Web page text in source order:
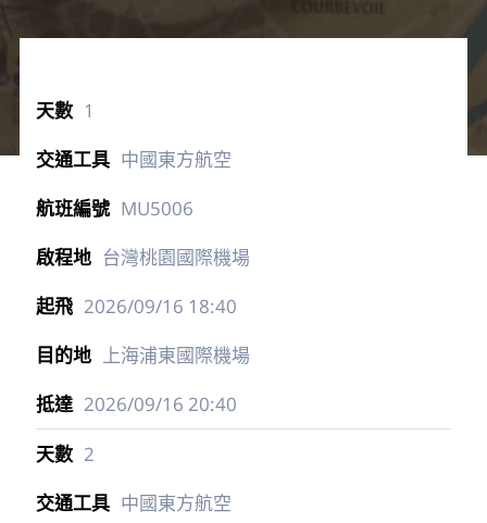
1
中國東方航空
MU5006
台灣桃園國際機場
2026/09/16 18:40
上海浦東國際機場
2026/09/16 20:40
2
中國東方航空